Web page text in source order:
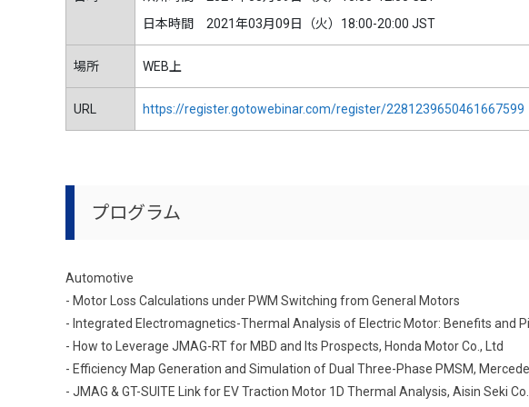
日本時間 2021年03月09日（火）18:00-20:00 JST
場所 WEB上
URL https://register.gotowebinar.com/register/2281239650461667599
プログラム
Automotive
- Motor Loss Calculations under PWM Switching from General Motors
- Integrated Electromagnetics-Thermal Analysis of Electric Motor: Benefits and
- How to Leverage JMAG-RT for MBD and Its Prospects, Honda Motor Co., Ltd
- Efficiency Map Generation and Simulation of Dual Three-Phase PMSM,
- JMAG & GT-SUITE Link for EV Traction Motor 1D Thermal Analysis, Aisin Seki